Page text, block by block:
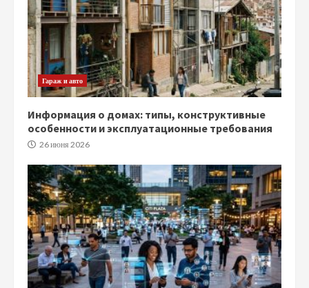
Гараж и авто
Информация о домах: типы, конструктивные
особенности и эксплуатационные требования
26 июня 2026